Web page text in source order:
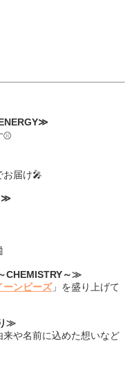
お届け🎤
CHEMISTRY～≫
ーンビーズ」を盛り上げて
≫
や名前に込めた想いなど